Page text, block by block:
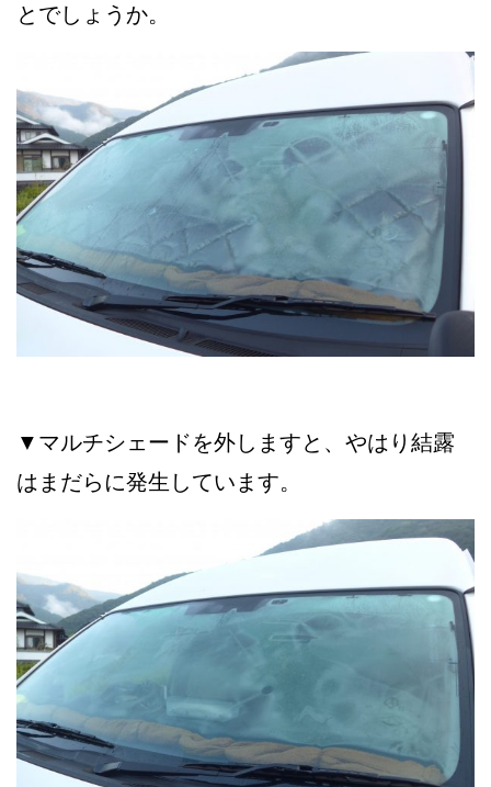
とでしょうか。
▼マルチシェードを外しますと、やはり結露
はまだらに発生しています。